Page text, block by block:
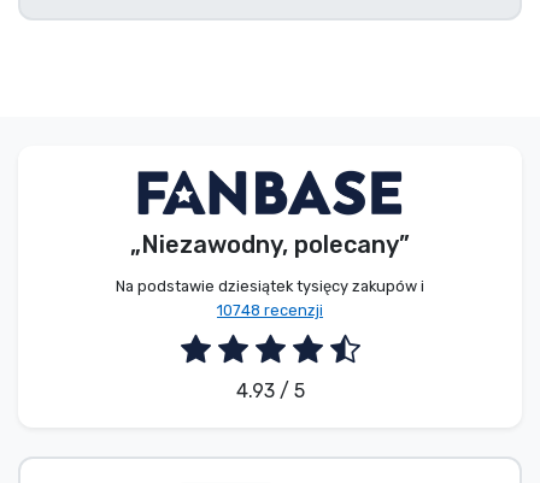
„Niezawodny, polecany”
Na podstawie dziesiątek tysięcy zakupów i
10748 recenzji
4.93 / 5